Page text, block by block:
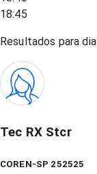
18:45
Resultados para dia
Tec RX Stcr
COREN-SP 252525